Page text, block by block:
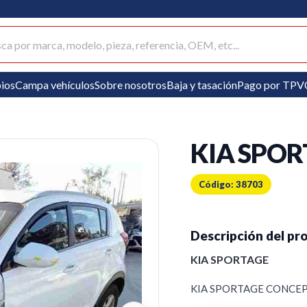
Campa vehículosSobre nosotrosBaja y tasaciónPago por TPV
KIA
Código: 38703
Descripción del
KIA SPORTAGE
KIA SPORTAGE